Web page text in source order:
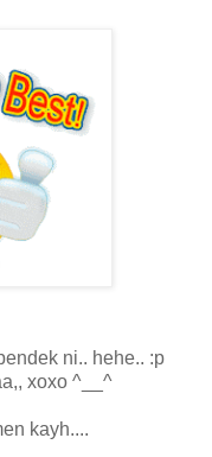
ni.. hehe.. :p
xoxo ^__^
kayh....